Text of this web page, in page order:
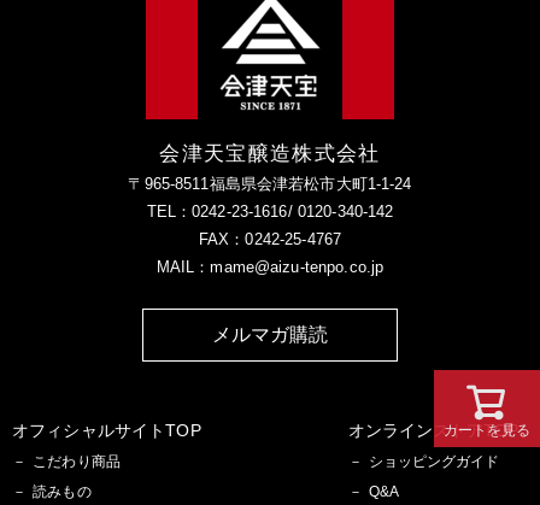
会津天宝醸造株式会社
〒965-8511福島県会津若松市大町1-1-24
TEL：0242-23-1616/ 0120-340-142
FAX：0242-25-4767
MAIL：mame@aizu-tenpo.co.jp
メルマガ購読
オフィシャルサイトTOP
こだわり商品
読みもの
オンラインストアTOP
ショッピングガイド
Q&A
カートを見る